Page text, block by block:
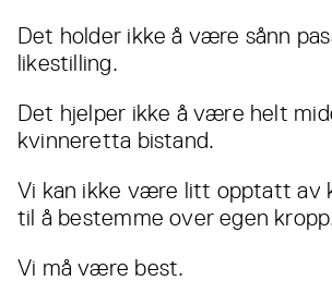
Det holder ikke å være sånn
likestilling.
Det hjelper ikke å være helt
kvinneretta bistand.
Vi kan ikke være litt opptatt av
til å bestemme over egen
Vi må være best.